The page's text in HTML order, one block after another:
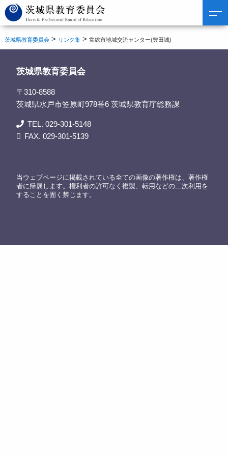
茨城県教育委員会 > リンク集 >常総市地域交流センター(豊田城)
茨城県教育委員会
〒310-8588
茨城県水戸市笠原町978番6 茨城県教育庁総務課
TEL. 029-301-5148
FAX. 029-301-5139
当ウェブページに掲載されている全ての画像の著作権は、著作権
者に帰属します。権利者の許可なく複製、転用などの二次利用を
することを固く禁じます。